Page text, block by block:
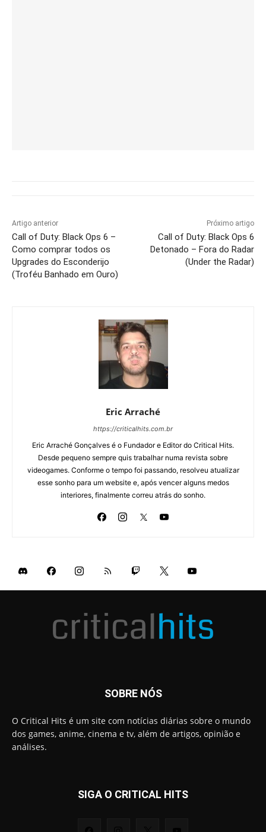
Artigo anterior
Call of Duty: Black Ops 6 –
Como comprar todos os
Upgrades do Esconderijo
(Troféu Banhado em Ouro)
Próximo artigo
Call of Duty: Black Ops 6
Detonado – Fora do Radar
(Under the Radar)
Eric Arraché
https://criticalhits.com.br
Eric Arraché Gonçalves é o Fundador e Editor do Critical Hits.
Desde pequeno sempre quis trabalhar numa revista sobre
videogames. Conforme o tempo foi passando, resolveu atualizar
esse sonho para um website e, após vencer alguns medos
interiores, finalmente correu atrás do sonho.
SOBRE NÓS
O Critical Hits é um site com notícias diárias sobre o mundo
dos games, anime, cinema e tv, além de artigos, opinião e
análises.
SIGA O CRITICAL HITS